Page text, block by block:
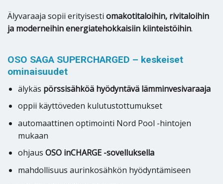
Älyvaraaja sopii erityisesti omakotitaloihin, rivitaloihin
ja moderneihin energiatehokkaisiin kiinteistöihin.
OSO SAGA SUPERCHARGED – keskeiset
ominaisuudet
älykäs pörssisähköä hyödyntävä lämminvesivaraaja
oppii käyttöveden kulutustottumukset
automaattinen optimointi Nord Pool -hintojen
mukaan
ohjaus OSO inCHARGE -sovelluksella
mahdollisuus aurinkosähkön hyödyntämiseen